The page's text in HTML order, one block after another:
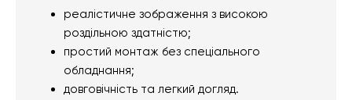
реалістичне зображення з високою
роздільною здатністю;
простий монтаж без спеціального
обладнання;
довговічність та легкий догляд.